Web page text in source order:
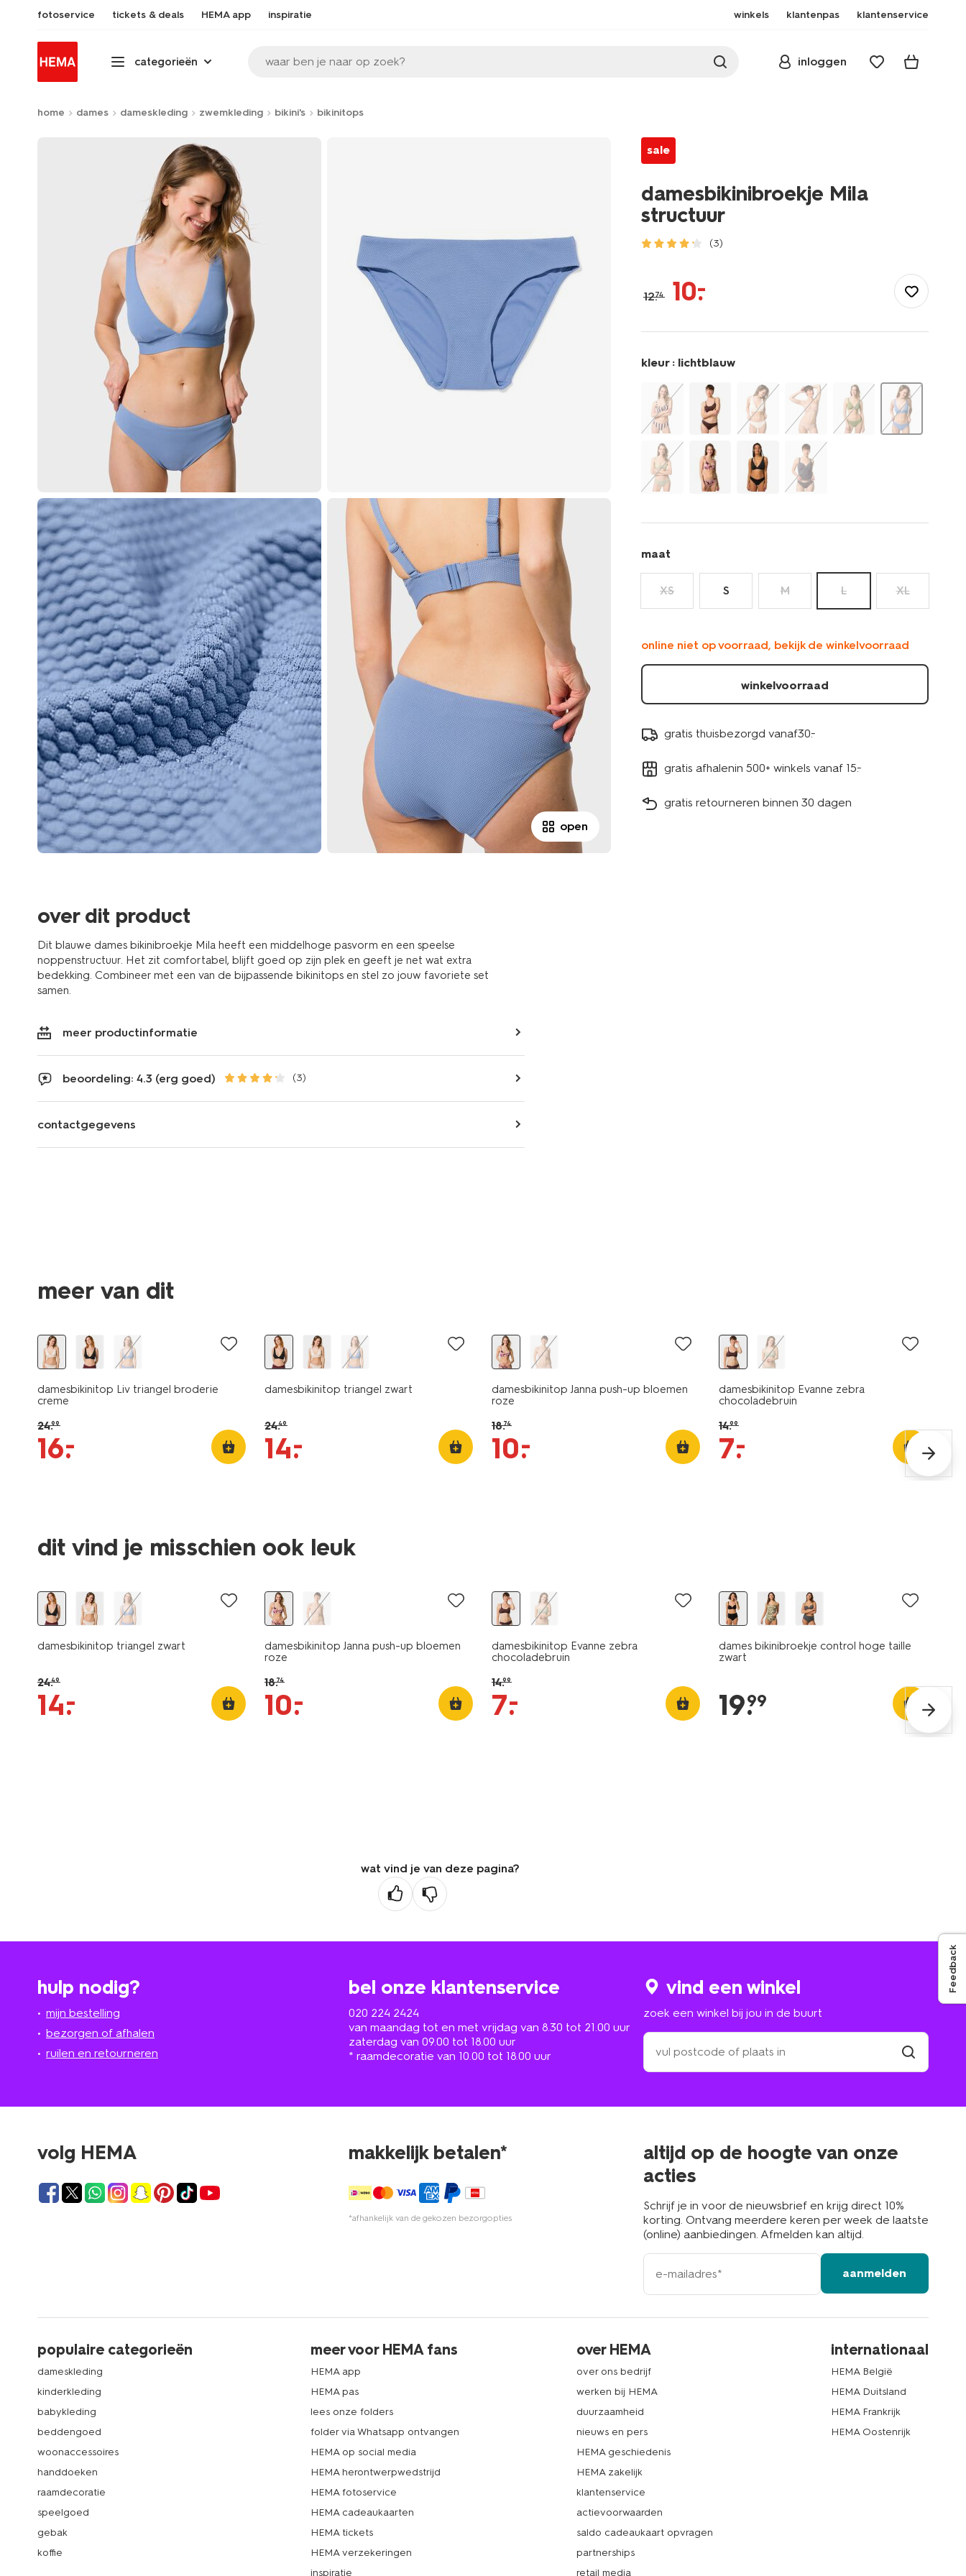
fotoservice tickets & deals HEMA app inspiratie winkels klantenpas klantenservice
categorieën waar ben je naar op zoek? inloggen
home dames dameskleding zwemkleding bikini's bikinitops
open
over dit product
Dit blauwe dames bikinibroekje Mila heeft een middelhoge pasvorm en een speelse
noppenstructuur. Het zit comfortabel, blijft goed op zijn plek en geeft je net wat extra
bedekking. Combineer met een van de bijpassende bikinitops en stel zo jouw favoriete set
samen.
meer productinformatie
beoordeling: 4.3 (erg goed) (3)
contactgegevens
sale
damesbikinibroekje Mila
structuur
(3)
structuur-
12.74 10.
–
kleur : lichtblauw
maat
XS S M L XL
online niet op voorraad, bekijk de winkelvoorraad
winkelvoorraad
gratis thuisbezorgd vanaf30.-
gratis afhalenin 500+ winkels vanaf 15.-
gratis retourneren binnen 30 dagen
meer van dit
damesbikinitop Liv triangel broderie
creme
24.99
16.
–
damesbikinitop triangel zwart
24.49
14.
–
damesbikinitop Janna push-up bloemen
roze
18.74
10.
–
damesbikinitop Evanne zebra
chocoladebruin
14.99
7.
–
dit vind je misschien ook leuk
damesbikinitop triangel zwart
24.49
14.
–
damesbikinitop Janna push-up bloemen
roze
18.74
10.
–
damesbikinitop Evanne zebra
chocoladebruin
14.99
7.
–
dames bikinibroekje control hoge taille
zwart
19.
99
wat vind je van deze pagina?
hulp nodig?
mijn bestelling
bezorgen of afhalen
ruilen en retourneren
bel onze klantenservice
020 224 2424
van maandag tot en met vrijdag van 8.30 tot 21.00 uur
zaterdag van 09.00 tot 18.00 uur
* raamdecoratie van 10.00 tot 18.00 uur
vind een winkel
zoek een winkel bij jou in de buurt
zoek
een
winkel
in
volg HEMA makkelijk betalen*
*afhankelijk van de gekozen bezorgopties
altijd op de hoogte van onze
acties
Schrijf je in voor de nieuwsbrief en krijg direct 10%
korting. Ontvang meerdere keren per week de laatste
(online) aanbiedingen. Afmelden kan altijd.
e-
mailadres
aanmelden
populaire categorieën
dameskleding
kinderkleding
babykleding
beddengoed
woonaccessoires
handdoeken
raamdecoratie
speelgoed
gebak
koffie
meer voor HEMA fans
HEMA app
HEMA pas
lees onze folders
folder via Whatsapp ontvangen
HEMA op social media
HEMA herontwerpwedstrijd
HEMA fotoservice
HEMA cadeaukaarten
HEMA tickets
HEMA verzekeringen
inspiratie
over HEMA
over ons bedrijf
werken bij HEMA
duurzaamheid
nieuws en pers
HEMA geschiedenis
HEMA zakelijk
klantenservice
actievoorwaarden
saldo cadeaukaart opvragen
partnerships
retail media
internationaal
HEMA België
HEMA Duitsland
HEMA Frankrijk
HEMA Oostenrijk
Feedback